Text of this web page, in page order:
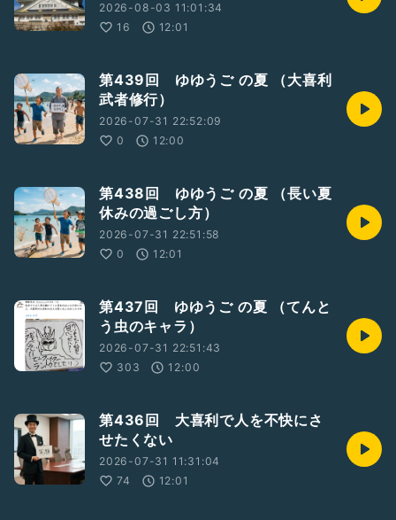
2026-08-03 11:01:34
16
12:01
第439回 ゆゆうご の夏 （大喜利
武者修行）
2026-07-31 22:52:09
0
12:00
第438回 ゆゆうご の夏 （長い夏
休みの過ごし方）
2026-07-31 22:51:58
0
12:01
第437回 ゆゆうご の夏 （てんと
う虫のキャラ）
2026-07-31 22:51:43
303
12:00
第436回 大喜利で人を不快にさ
せたくない
2026-07-31 11:31:04
74
12:01